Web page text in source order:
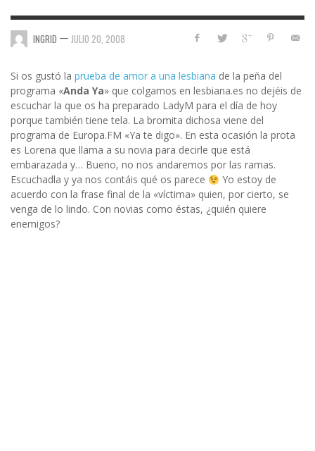
INGRID — JULIO 20, 2008
Si os gustó la prueba de amor a una lesbiana de la peña del
programa «Anda Ya» que colgamos en lesbiana.es no dejéis de
escuchar la que os ha preparado LadyM para el día de hoy
porque también tiene tela. La bromita dichosa viene del
programa de Europa.FM «Ya te digo». En esta ocasión la prota
es Lorena que llama a su novia para decirle que está
embarazada y… Bueno, no nos andaremos por las ramas.
Escuchadla y ya nos contáis qué os parece
Yo estoy de
acuerdo con la frase final de la «víctima» quien, por cierto, se
venga de lo lindo. Con novias como éstas, ¿quién quiere
enemigos?